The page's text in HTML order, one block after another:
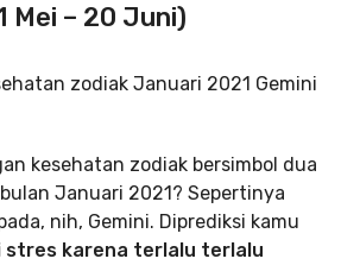
Mei – 20 Juni)
kesehatan zodiak bersimbol dua
Januari 2021? Sepertinya
nih, Gemini. Diprediksi kamu
stres karena terlalu terlalu